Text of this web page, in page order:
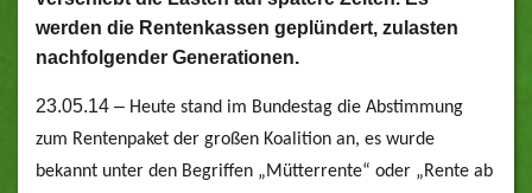
werden die Rentenkassen geplündert, zulasten
nachfolgender Generationen.
23.05.14 – Heute stand im Bundestag die Abstimmung
zum Rentenpaket der großen Koalition an, es wurde
bekannt unter den Begriffen „Mütterrente“ oder „Rente ab